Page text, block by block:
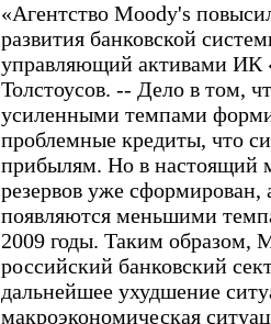
«Агентство Moody's
развития банковской
управляющий активами ИК
Толстоусов. -- Дело в том,
усиленными темпами
проблемные кредиты, что
прибылям. Но в настоящий
резервов уже
появляются меньшими
2009 годы. Таким образом,
российский банковский
дальнейшее ухудшение
макроэкономическая